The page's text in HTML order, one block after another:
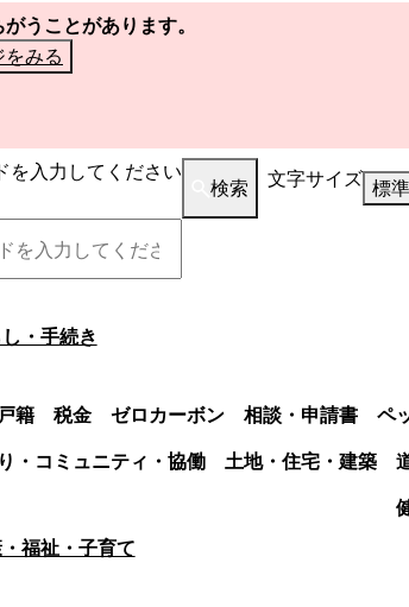
うことがあります。
をみる
を入力してください
検索 文字サイズ 標準
し・手続き
籍 税金 ゼロカーボン 相談・申請書 ペ
・コミュニティ・協働
土地・住宅・建築
福祉・子育て